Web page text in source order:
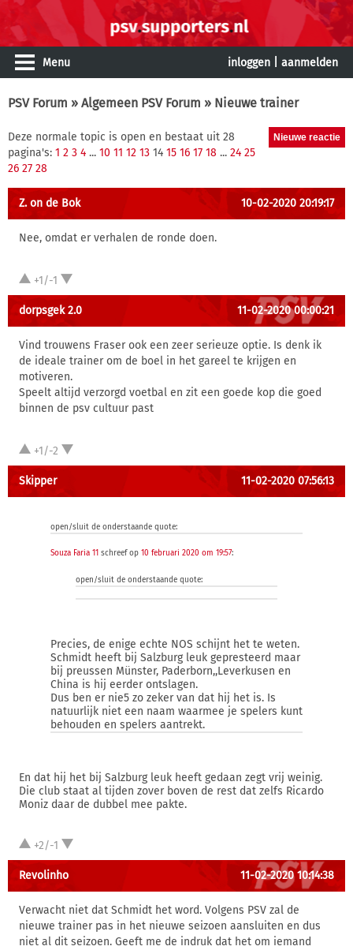
Menu inloggen aanmelden
PSV Forum » Algemeen PSV Forum » Nieuwe trainer
Deze normale topic is open en bestaat uit 28
pagina's: 1 2 3 4 ... 10 11 12 13 14 15 16 17 18 ... 24 25
26 27 28
Z. on de Bok 10-02-2020 20:19:17
Nee, omdat er verhalen de ronde doen.
+1/-1
dorpsgek 2.0 11-02-2020 00:00:21
Vind trouwens Fraser ook een zeer serieuze optie. Is denk ik
de ideale trainer om de boel in het gareel te krijgen en
motiveren.
Speelt altijd verzorgd voetbal en zit een goede kop die goed
binnen de psv cultuur past
+1/-2
Skipper 11-02-2020 07:56:13
open/sluit de onderstaande quote:
Souza Faria 11 schreef op 10 februari 2020 om 19:57:
open/sluit de onderstaande quote:
Precies, de enige echte NOS schijnt het te weten.
Schmidt heeft bij Salzburg leuk gepresteerd maar
bij preussen Münster, Paderborn,,Leverkusen en
China is hij eerder ontslagen.
Dus ben er nie5 zo zeker van dat hij het is. Is
natuurlijk niet een naam waarmee je spelers kunt
behouden en spelers aantrekt.
En dat hij het bij Salzburg leuk heeft gedaan zegt vrij weinig.
Die club staat al tijden zover boven de rest dat zelfs Ricardo
Moniz daar de dubbel mee pakte.
+2/-1
Revolinho 11-02-2020 10:14:38
Verwacht niet dat Schmidt het word. Volgens PSV zal de
nieuwe trainer pas in het nieuwe seizoen aansluiten en dus
niet al dit seizoen. Geeft me de indruk dat het om iemand